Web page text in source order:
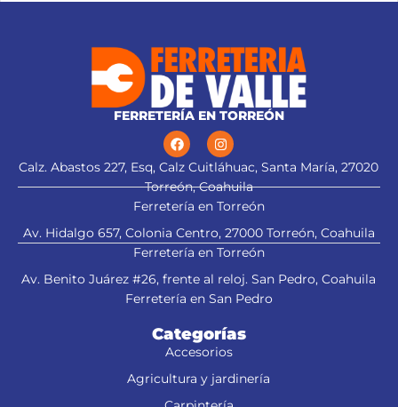
Guardar mi nombre, correo electrónico y sitio web en este
navegador para la próxima vez que haga un comentario.
3-1/4N, CEPEL-3-1/4A4 y CEPEL-3-
1/4A3 (Descontinuado) marca
Este producto sustituye a: CU-
CEPEL-3-1/4X (13092)FERRETERÍA EN TORREÓN
Calz. Abastos 227, Esq, Calz Cuitláhuac, Santa María, 27020
Torreón, Coahuila
Ferretería en Torreón
Av. Hidalgo 657, Colonia Centro, 27000 Torreón, Coahuila
Ferretería en Torreón
Av. Benito Juárez #26, frente al reloj. San Pedro, Coahuila
Ferretería en San Pedro
Categorías
Accesorios
Agricultura y jardinería